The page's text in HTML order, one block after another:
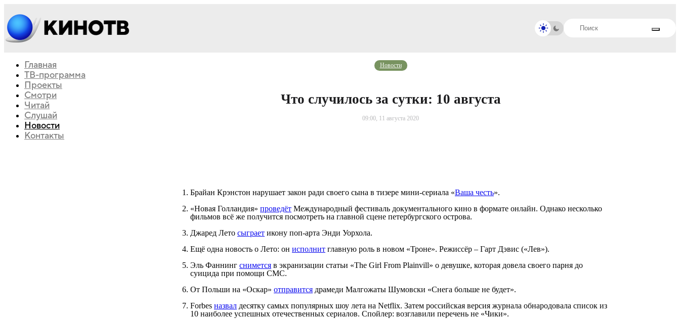
Главная
ТВ-программа
Проекты
Смотри
Читай
Слушай
Новости
Контакты
Новости
Что случилось за сутки: 10 августа
09:00, 11 августа 2020
Брайан Крэнстон нарушает закон ради своего сына в тизере мини-сериала «Ваша честь».
«Новая Голландия» проведёт Международный фестиваль документального кино в формате онлайн. Однако несколько
фильмов всё же получится посмотреть на главной сцене петербургского острова.
Джаред Лето сыграет икону поп-арта Энди Уорхола.
Ещё одна новость о Лето: он исполнит главную роль в новом «Троне». Режиссёр – Гарт Дэвис («Лев»).
Эль Фаннинг снимется в экранизации статьи «The Girl From Plainvill» о девушке, которая довела своего парня до
суицида при помощи СМС.
От Польши на «Оскар» отправится драмеди Малгожаты Шумовски «Снега больше не будет».
Forbes назвал десятку самых популярных шоу лета на Netflix. Затем российская версия журнала обнародовала список из
10 наиболее успешных отечественных сериалов. Спойлер: возглавили перечень не «Чики».